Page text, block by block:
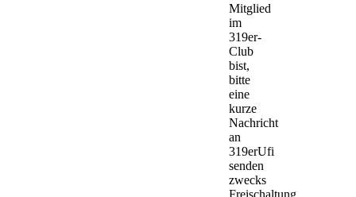
Mitglied
im
319er-
Club
bist,
bitte
eine
kurze
Nachricht
an
319erUfi
senden
zwecks